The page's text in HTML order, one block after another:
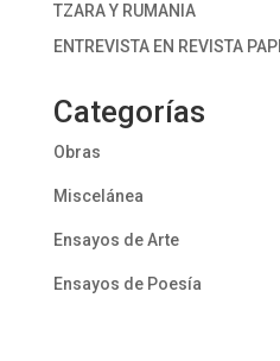
TZARA Y RUMANIA
ENTREVISTA EN REVISTA
Categorías
Obras
Miscelánea
Ensayos de Arte
Ensayos de Poesía